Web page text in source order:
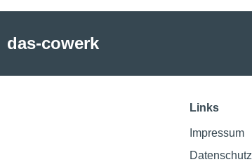
das-cowerk
Links
Impressum
Datenschutz